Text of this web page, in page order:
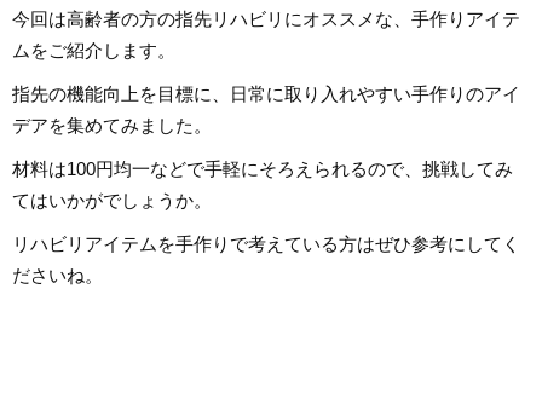
今回は高齢者の方の指先リハビリにオススメな、手作りアイテ
ムをご紹介します。
指先の機能向上を目標に、日常に取り入れやすい手作りのアイ
デアを集めてみました。
材料は100円均一などで手軽にそろえられるので、挑戦してみ
てはいかがでしょうか。
リハビリアイテムを手作りで考えている方はぜひ参考にしてく
ださいね。